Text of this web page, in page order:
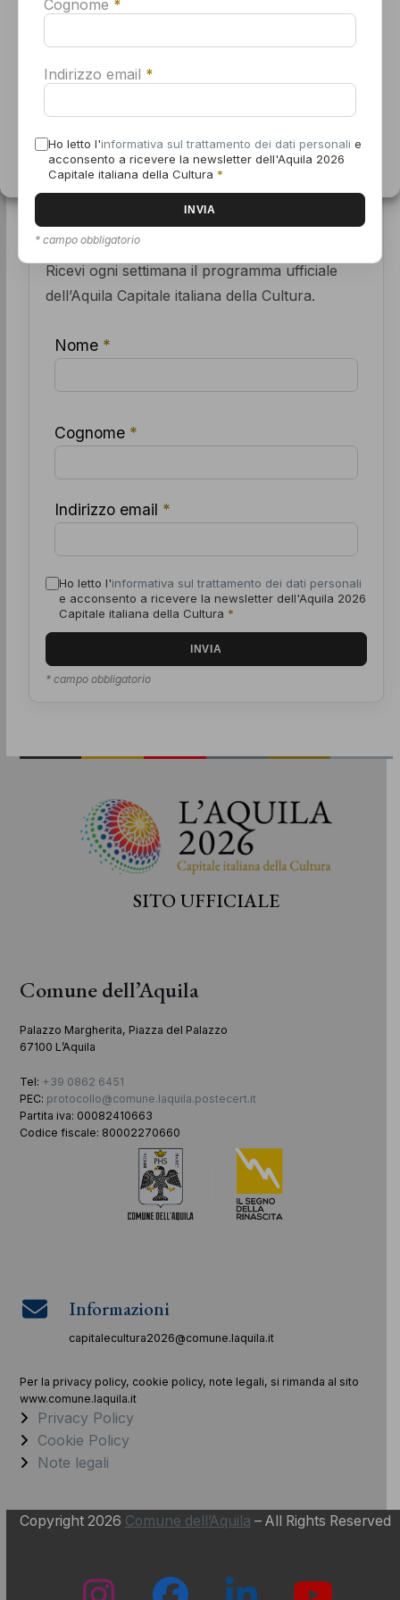
Accetta
Informativa sui cookieDichiarazione sulla Privacy
n
e
Iscriviti alla newsletter dell'Aquila 2026
Ricevi ogni settimana il programma ufficiale
dell’Aquila Capitale italiana della Cultura.
Nome *
Cognome *
Indirizzo email *
Ho letto l'informativa sul trattamento dei dati personali
e acconsento a ricevere la newsletter dell'Aquila 2026
Capitale italiana della Cultura *
* campo obbligatorio
SITO UFFICIALE
Comune dell’Aquila
Palazzo Margherita, Piazza del Palazzo
67100 L’Aquila
Tel: +39 0862 6451
PEC: protocollo@comune.laquila.postecert.it
Partita iva: 00082410663
Codice fiscale: 80002270660
Informazioni
capitalecultura2026@comune.laquila.it
Per la privacy policy, cookie policy, note legali, si rimanda al sito
www.comune.laquila.it
Privacy Policy
Cookie Policy
Note legali
Copyright 2026 Comune dell’Aquila – All Rights Reserved
Cognome *
Indirizzo email *
Ho letto l'informativa sul trattamento dei dati personali e
acconsento a ricevere la newsletter dell'Aquila 2026
Capitale italiana della Cultura *
* campo obbligatorio